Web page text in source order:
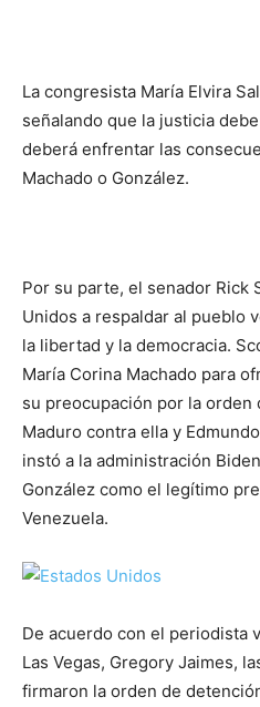
La congresista María Elvira
señalando que la justicia
deberá enfrentar las
Machado o González.
Por su parte, el senador Rick
Unidos a respaldar al pueblo
la libertad y la democracia.
María Corina Machado para
su preocupación por la
Maduro contra ella y
instó a la administración
González como el legítimo
Venezuela.
De acuerdo con el periodista
Las Vegas, Gregory Jaimes,
firmaron la orden de